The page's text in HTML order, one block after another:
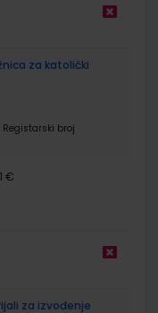
za katolički
Registarski broj
€
za izvođenje